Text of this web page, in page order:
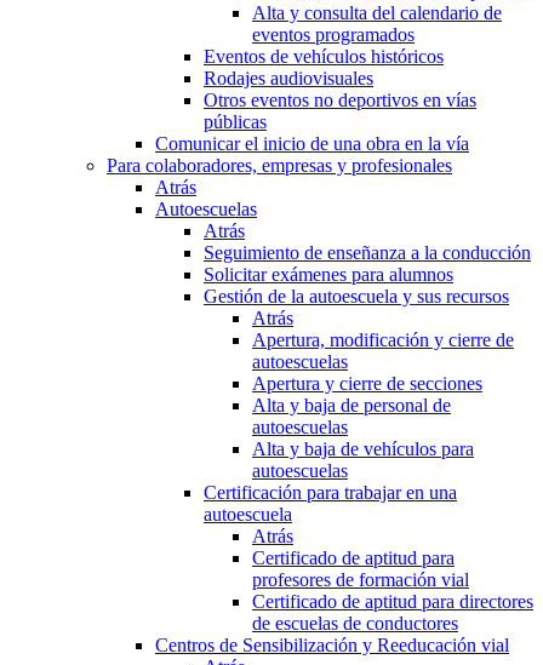
Alta y consulta del calendario de
eventos programados
Eventos de vehículos históricos
Rodajes audiovisuales
Otros eventos no deportivos en vías
públicas
Comunicar el inicio de una obra en la vía
Para colaboradores, empresas y profesionales
Atrás
Autoescuelas
Atrás
Seguimiento de enseñanza a la conducción
Solicitar exámenes para alumnos
Gestión de la autoescuela y sus recursos
Atrás
Apertura, modificación y cierre de
autoescuelas
Apertura y cierre de secciones
Alta y baja de personal de
autoescuelas
Alta y baja de vehículos para
autoescuelas
Certificación para trabajar en una
autoescuela
Atrás
Certificado de aptitud para
profesores de formación vial
Certificado de aptitud para directores
de escuelas de conductores
Centros de Sensibilización y Reeducación vial